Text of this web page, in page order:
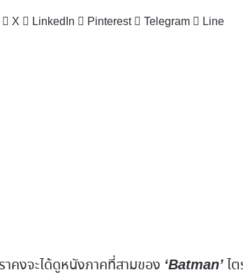
X LinkedIn Pinterest Telegram Line
าคงจะได้ดูหนังภาคที่สามของ ‘Batman’ ไ